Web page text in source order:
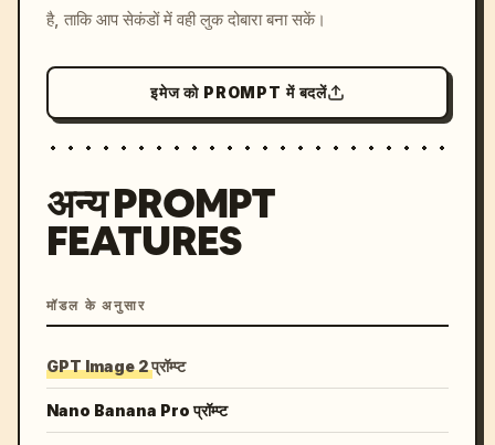
है, ताकि आप सेकंडों में वही लुक दोबारा बना सकें।
इमेज को PROMPT में बदलें
अन्य PROMPT
FEATURES
मॉडल के अनुसार
GPT Image 2 प्रॉम्प्ट
Nano Banana Pro प्रॉम्प्ट